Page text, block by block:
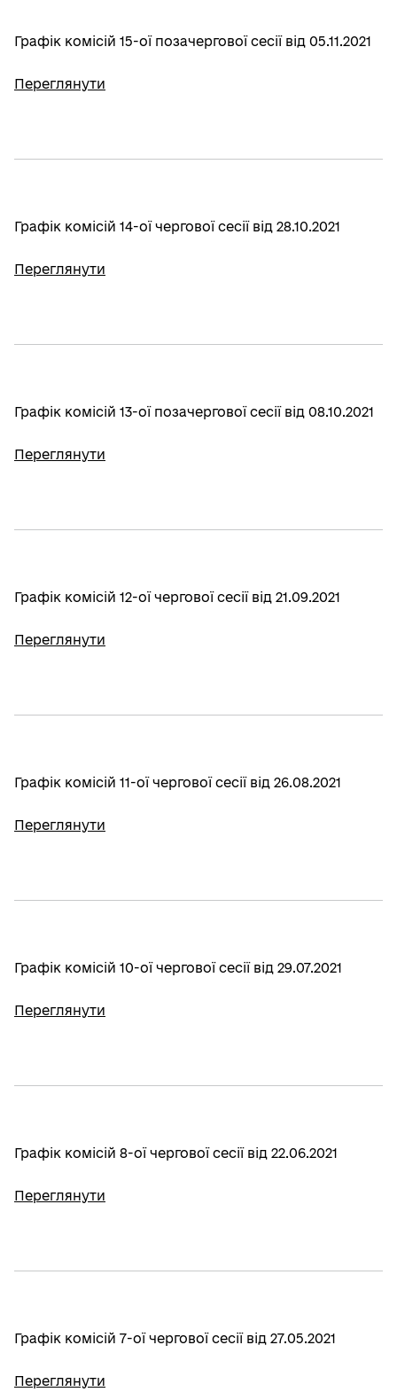
Графік комісій 15-ої позачергової сесії від 05.11.2021
Переглянути
Графік комісій 14-ої чергової сесії від 28.10.2021
Переглянути
Графік комісій 13-ої позачергової сесії від 08.10.2021
Переглянути
Графік комісій 12-ої чергової сесії від 21.09.2021
Переглянути
Графік комісій 11-ої чергової сесії від 26.08.2021
Переглянути
Графік комісій 10-ої чергової сесії від 29.07.2021
Переглянути
Графік комісій 8-ої чергової сесії від 22.06.2021
Переглянути
Графік комісій 7-ої чергової сесії від 27.05.2021
Переглянути